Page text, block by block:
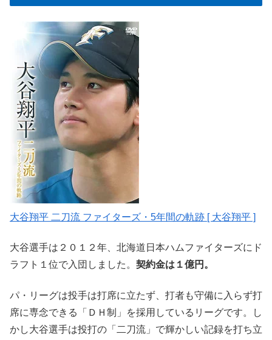
大谷翔平 二刀流 ファイターズ・5年間の軌跡 [ 大谷翔平 ]
大谷選手は２０１２年、北海道日本ハムファイターズにド
ラフト１位で入団しました。 契約金は１億円。
パ・リーグは投手は打席に立たず、打者も守備に入らず打
席に専念できる「ＤＨ制」を採用しているリーグです。し
かし大谷選手は投打の「二刀流」で輝かしい記録を打ち立